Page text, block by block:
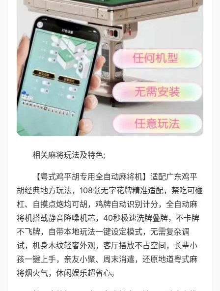
相关麻将玩法及特色;
【粤式鸡平胡专用全自动麻将机】适配广东鸡平
胡经典地方玩法，108张无字花牌精准适配，禁吃可碰
杠、自摸点炮均可胡，鸡牌自动识别计分，全自动麻
将机搭载静音降噪机芯，40秒极速洗牌叠牌，不卡牌
不飞牌，自带本地玩法一键设定模式，无需复杂调
试，机身木纹轻奢外观，客厅摆放不占空间，长辈小
孩一键上手，亲友小聚、周末消遣，还原地道粤式麻
将烟火气，休闲娱乐超省心。